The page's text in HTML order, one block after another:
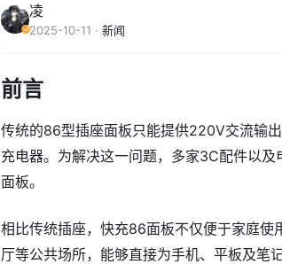
凌
2025-10-11 · 新闻
前言
传统的86型插座面板只能提供220V交流输
充电器。为解决这一问题，多家3C配件以及
面板。
相比传统插座，快充86面板不仅便于家庭使
厅等公共场所，能够直接为手机、平板及笔